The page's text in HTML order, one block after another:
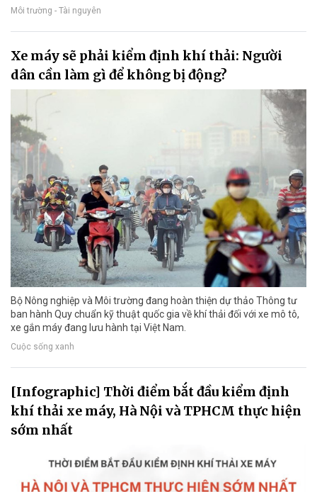
Môi trường - Tài nguyên
Xe máy sẽ phải kiểm định khí thải: Người
dân cần làm gì để không bị động?
Bộ Nông nghiệp và Môi trường đang hoàn thiện dự thảo Thông tư
ban hành Quy chuẩn kỹ thuật quốc gia về khí thải đối với xe mô tô,
xe gắn máy đang lưu hành tại Việt Nam.
Cuộc sống xanh
[Infographic] Thời điểm bắt đầu kiểm định
khí thải xe máy, Hà Nội và TPHCM thực hiện
sớm nhất